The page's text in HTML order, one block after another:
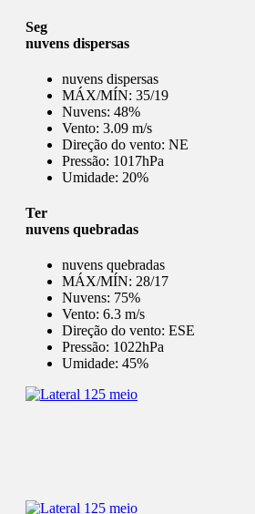
Seg
nuvens dispersas
nuvens dispersas
MÁX/MÍN: 35/19
Nuvens: 48%
Vento: 3.09 m/s
Direção do vento: NE
Pressão: 1017hPa
Umidade: 20%
Ter
nuvens quebradas
nuvens quebradas
MÁX/MÍN: 28/17
Nuvens: 75%
Vento: 6.3 m/s
Direção do vento: ESE
Pressão: 1022hPa
Umidade: 45%